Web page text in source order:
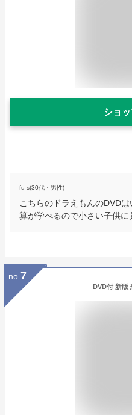
ショ
fu-s(30代・男性)
こちらのドラえもんのDVD
算が学べるので小さい子供に
no. 7
DVD付 新版